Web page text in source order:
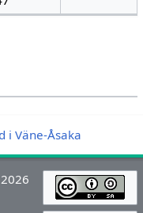
i Väne-Åsaka